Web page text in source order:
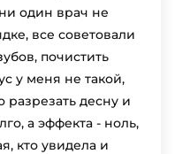
один врач не
все советовали
почистить
у меня не такой,
разрезать десну и
а эффекта - ноль,
кто увидела и